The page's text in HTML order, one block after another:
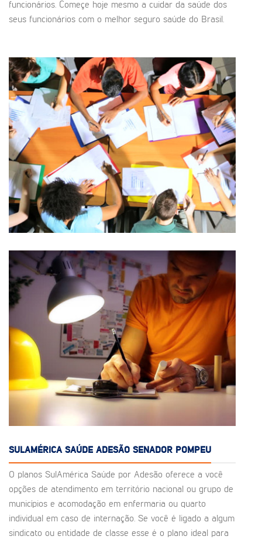
funcionários. Começe hoje mesmo a cuidar da saúde dos
seus funcionários com o melhor seguro saúde do Brasil.
SULAMÉRICA SAÚDE ADESÃO SENADOR POMPEU
O planos SulAmérica Saúde por Adesão oferece a você
opções de atendimento em território nacional ou grupo de
municípios e acomodação em enfermaria ou quarto
individual em caso de internação. Se você é ligado a algum
sindicato ou entidade de classe esse é o plano ideal para